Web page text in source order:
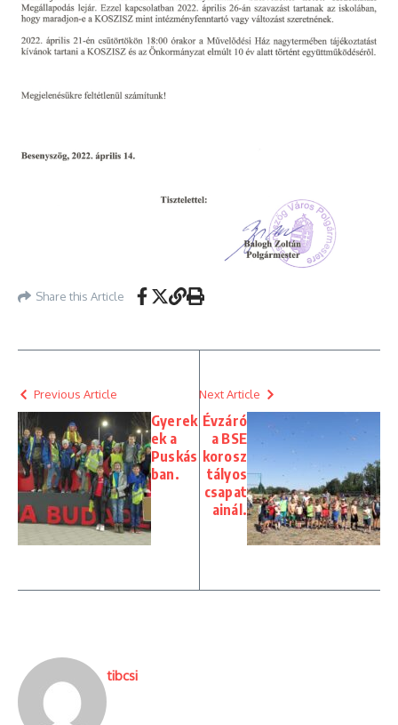
Share this Article
Previous Article
Gyerek
ek a
Puskás
ban.
Next Article
Évzáró
a BSE
korosz
tályos
csapat
ainál.
tibcsi